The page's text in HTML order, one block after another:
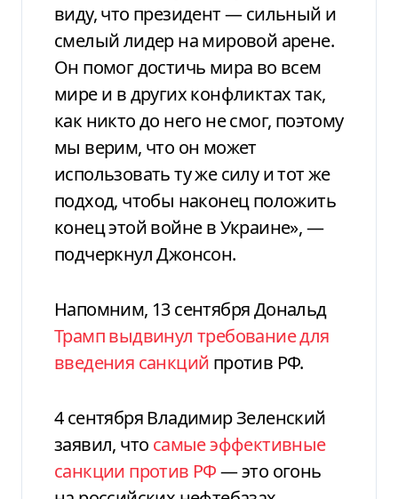
виду, что президент — сильный и
смелый лидер на мировой арене.
Он помог достичь мира во всем
мире и в других конфликтах так,
как никто до него не смог, поэтому
мы верим, что он может
использовать ту же силу и тот же
подход, чтобы наконец положить
конец этой войне в Украине», —
подчеркнул Джонсон.
Напомним, 13 сентября Дональд
Трамп выдвинул требование для
введения санкций против РФ.
4 сентября Владимир Зеленский
заявил, что самые эффективные
санкции против РФ— это огонь